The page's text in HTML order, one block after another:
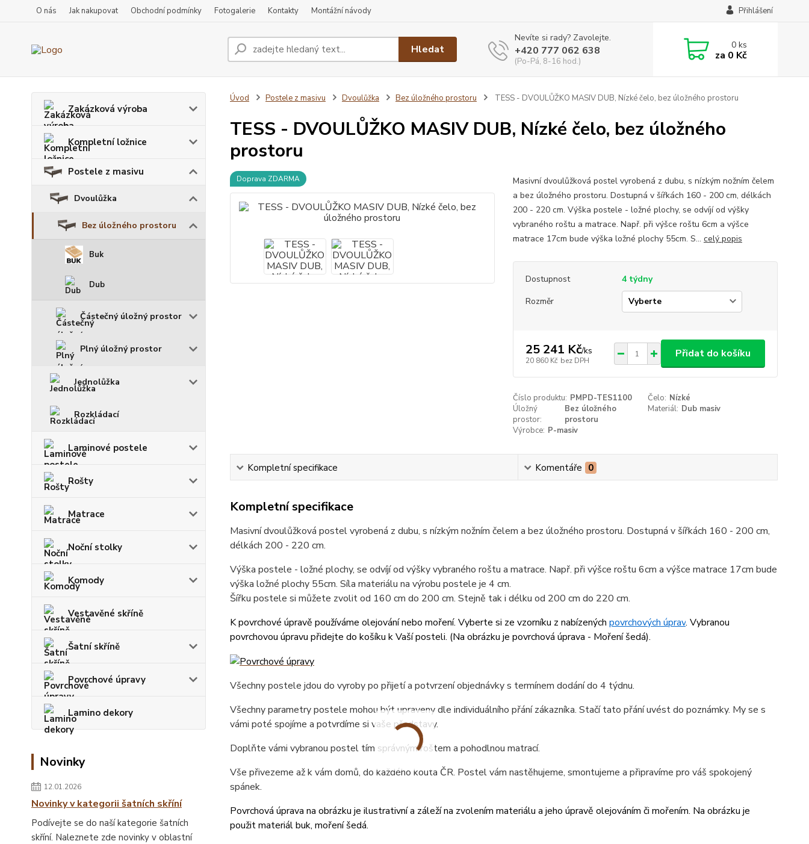
O nás Jak nakupovat Obchodní podmínky Fotogalerie Kontakty Montážní návody Přihlášení
Hledat
Nevíte si rady? Zavolejte.
+420 777 062 638
(Po-Pá, 8-16 hod.)
0ks
za 0 Kč
Zakázková výroba
Kompletní ložnice
Postele z masivu
Dvoulůžka
Bez úložného prostoru
Buk
Dub
Částečný úložný prostor
Plný úložný prostor
Jednolůžka
Rozkládací
Laminové postele
Rošty
Matrace
Noční stolky
Komody
Vestavěné skříně
Šatní skříně
Povrchové úpravy
Lamino dekory
Novinky
12.01.2026
Novinky v kategorii šatních skříní
Podívejte se do naší kategorie šatních
skříní. Naleznete zde novinky v oblastní
Úvod Postele z masivu Dvoulůžka Bez úložného prostoru TESS - DVOULŮŽKO MASIV DUB, Nízké čelo, bez úložného prostoru
TESS - DVOULŮŽKO MASIV DUB, Nízké čelo, bez úložného
prostoru
Doprava ZDARMA
Masivní dvoulůžková postel vyrobená z dubu, s nízkým nožním čelem
a bez úložného prostoru. Dostupná v šířkách 160 - 200 cm, délkách
200 - 220 cm. Výška postele - ložné plochy, se odvíjí od výšky
vybraného roštu a matrace. Např. při výšce roštu 6cm a výšce
matrace 17cm bude výška ložné plochy 55cm. S... celý popis
Dostupnost
4 týdny
Rozměr
25 241 Kč/ks
20 860 Kč bez DPH
Přidat do košíku
Číslo produktu: PMPD-TES1100 Čelo: Nízké
Úložný
prostor:
Bez úložného
prostoru
Materiál: Dub masiv
Výrobce: P-masiv
Kompletní specifikace Komentáře 0
Kompletní specifikace
Masivní dvoulůžková postel vyrobená z dubu, s nízkým nožním čelem a bez úložného prostoru. Dostupná v šířkách 160 - 200 cm,
délkách 200 - 220 cm.
Výška postele - ložné plochy, se odvíjí od výšky vybraného roštu a matrace. Např. při výšce roštu 6cm a výšce matrace 17cm bude
výška ložné plochy 55cm. Síla materiálu na výrobu postele je 4 cm.
Šířku postele si můžete zvolit od 160 cm do 200 cm. Stejně tak i délku od 200 cm do 220 cm.
K povrchové úpravě používáme olejování nebo moření. Vyberte si ze vzorníku z nabízených povrchových úprav. Vybranou
povrchovou úpravu přidejte do košíku k Vaší posteli. (Na obrázku je povrchová úprava - Moření šedá).
Všechny postele jdou do vyroby po přijetí a potvrzení objednávky s termínem dodání do 4 týdnu.
Všechny parametry postele mohou být upraveny dle individuálního přání zákazníka. Stačí tato přání uvést do poznámky. My se s
vámi poté spojíme a potvrdíme si vaše představy.
Doplňte vámi vybranou postel tím správným roštem a pohodlnou matrací.
Vše přivezeme až k vám domů, do každého kouta ČR. Postel vám nastěhujeme, smontujeme a připravíme pro váš spokojený
spánek.
Povrchová úprava na obrázku je ilustrativní a záleží na zvolením materiálu a jeho úpravě olejováním či mořením. Na obrázku je
použit materiál buk, moření šedá.